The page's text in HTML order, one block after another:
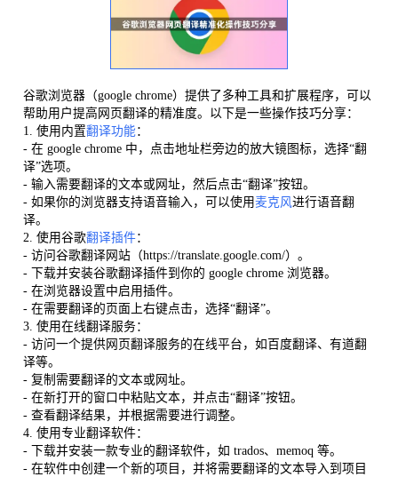
谷歌浏览器（google chrome）提供了多种工具和扩展程序，可以
帮助用户提高网页翻译的精准度。以下是一些操作技巧分享：
1. 使用内置翻译功能 ：
- 在 google chrome 中，点击地址栏旁边的放大镜图标，选择“翻
译”选项。
- 输入需要翻译的文本或网址，然后点击“翻译”按钮。
- 如果你的浏览器支持语音输入，可以使用麦克风进行语音翻
译。
2. 使用谷歌翻译插件：
- 访问谷歌翻译网站（https://translate.google.com/）。
- 下载并安装谷歌翻译插件到你的 google chrome 浏览器。
- 在浏览器设置中启用插件。
- 在需要翻译的页面上右键点击，选择“翻译”。
3. 使用在线翻译服务：
- 访问一个提供网页翻译服务的在线平台，如百度翻译、有道翻
译等。
- 复制需要翻译的文本或网址。
- 在新打开的窗口中粘贴文本，并点击“翻译”按钮。
- 查看翻译结果，并根据需要进行调整。
4. 使用专业翻译软件：
- 下载并安装一款专业的翻译软件，如 trados、memoq 等。
- 在软件中创建一个新的项目，并将需要翻译的文本导入到项目